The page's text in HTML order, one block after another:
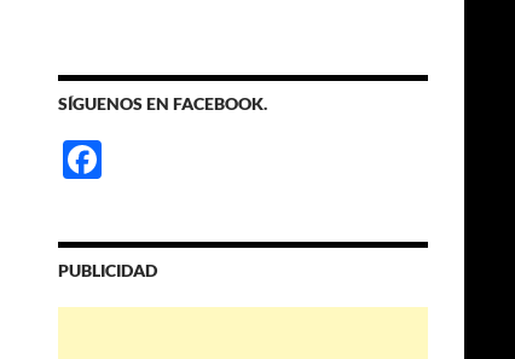
SÍGUENOS EN FACEBOOK.
e
b
o
PUBLICIDAD